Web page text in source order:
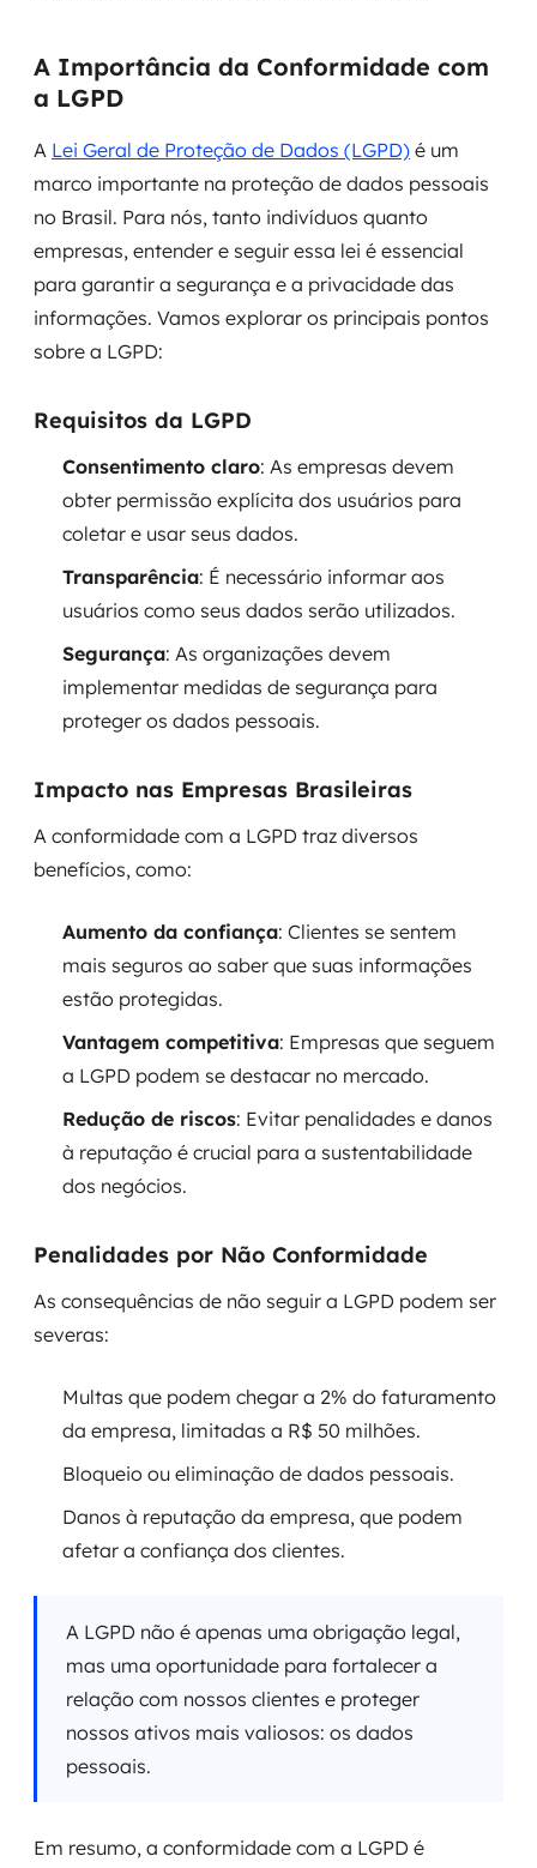
A Importância da Conformidade com
a LGPD
A Lei Geral de Proteção de Dados (LGPD) é um
marco importante na proteção de dados pessoais
no Brasil. Para nós, tanto indivíduos quanto
empresas, entender e seguir essa lei é essencial
para garantir a segurança e a privacidade das
informações. Vamos explorar os principais pontos
sobre a LGPD:
Requisitos da LGPD
Consentimento claro: As empresas devem
obter permissão explícita dos usuários para
coletar e usar seus dados.
Transparência: É necessário informar aos
usuários como seus dados serão utilizados.
Segurança: As organizações devem
implementar medidas de segurança para
proteger os dados pessoais.
Impacto nas Empresas Brasileiras
A conformidade com a LGPD traz diversos
benefícios, como:
Aumento da confiança: Clientes se sentem
mais seguros ao saber que suas informações
estão protegidas.
Vantagem competitiva: Empresas que seguem
a LGPD podem se destacar no mercado.
Redução de riscos: Evitar penalidades e danos
à reputação é crucial para a sustentabilidade
dos negócios.
Penalidades por Não Conformidade
As consequências de não seguir a LGPD podem ser
severas:
Multas que podem chegar a 2% do faturamento
da empresa, limitadas a R$ 50 milhões.
Bloqueio ou eliminação de dados pessoais.
Danos à reputação da empresa, que podem
afetar a confiança dos clientes.
A LGPD não é apenas uma obrigação legal,
mas uma oportunidade para fortalecer a
relação com nossos clientes e proteger
nossos ativos mais valiosos: os dados
pessoais.
Em resumo, a conformidade com a LGPD é